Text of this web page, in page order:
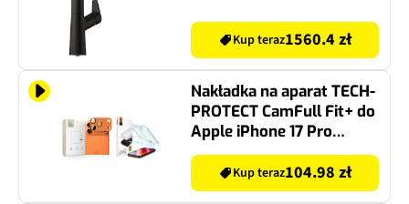
Kup teraz1560.4 zł
Nakładka na aparat TECH-
PROTECT CamFull Fit+ do
Apple iPhone 17 Pro
Pomarańczowy + Szkło
hartowane SPIGEN
Glas.TR EZ Fit do Apple
Kup teraz104.98 zł